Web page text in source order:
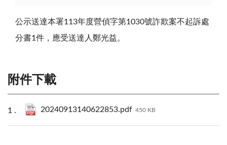
公示送達本署113年度營偵字第1030號詐欺案不起訴處
分書1件，應受送達人鄭光益。
附件下載
20240913140622853.pdf 450 KB